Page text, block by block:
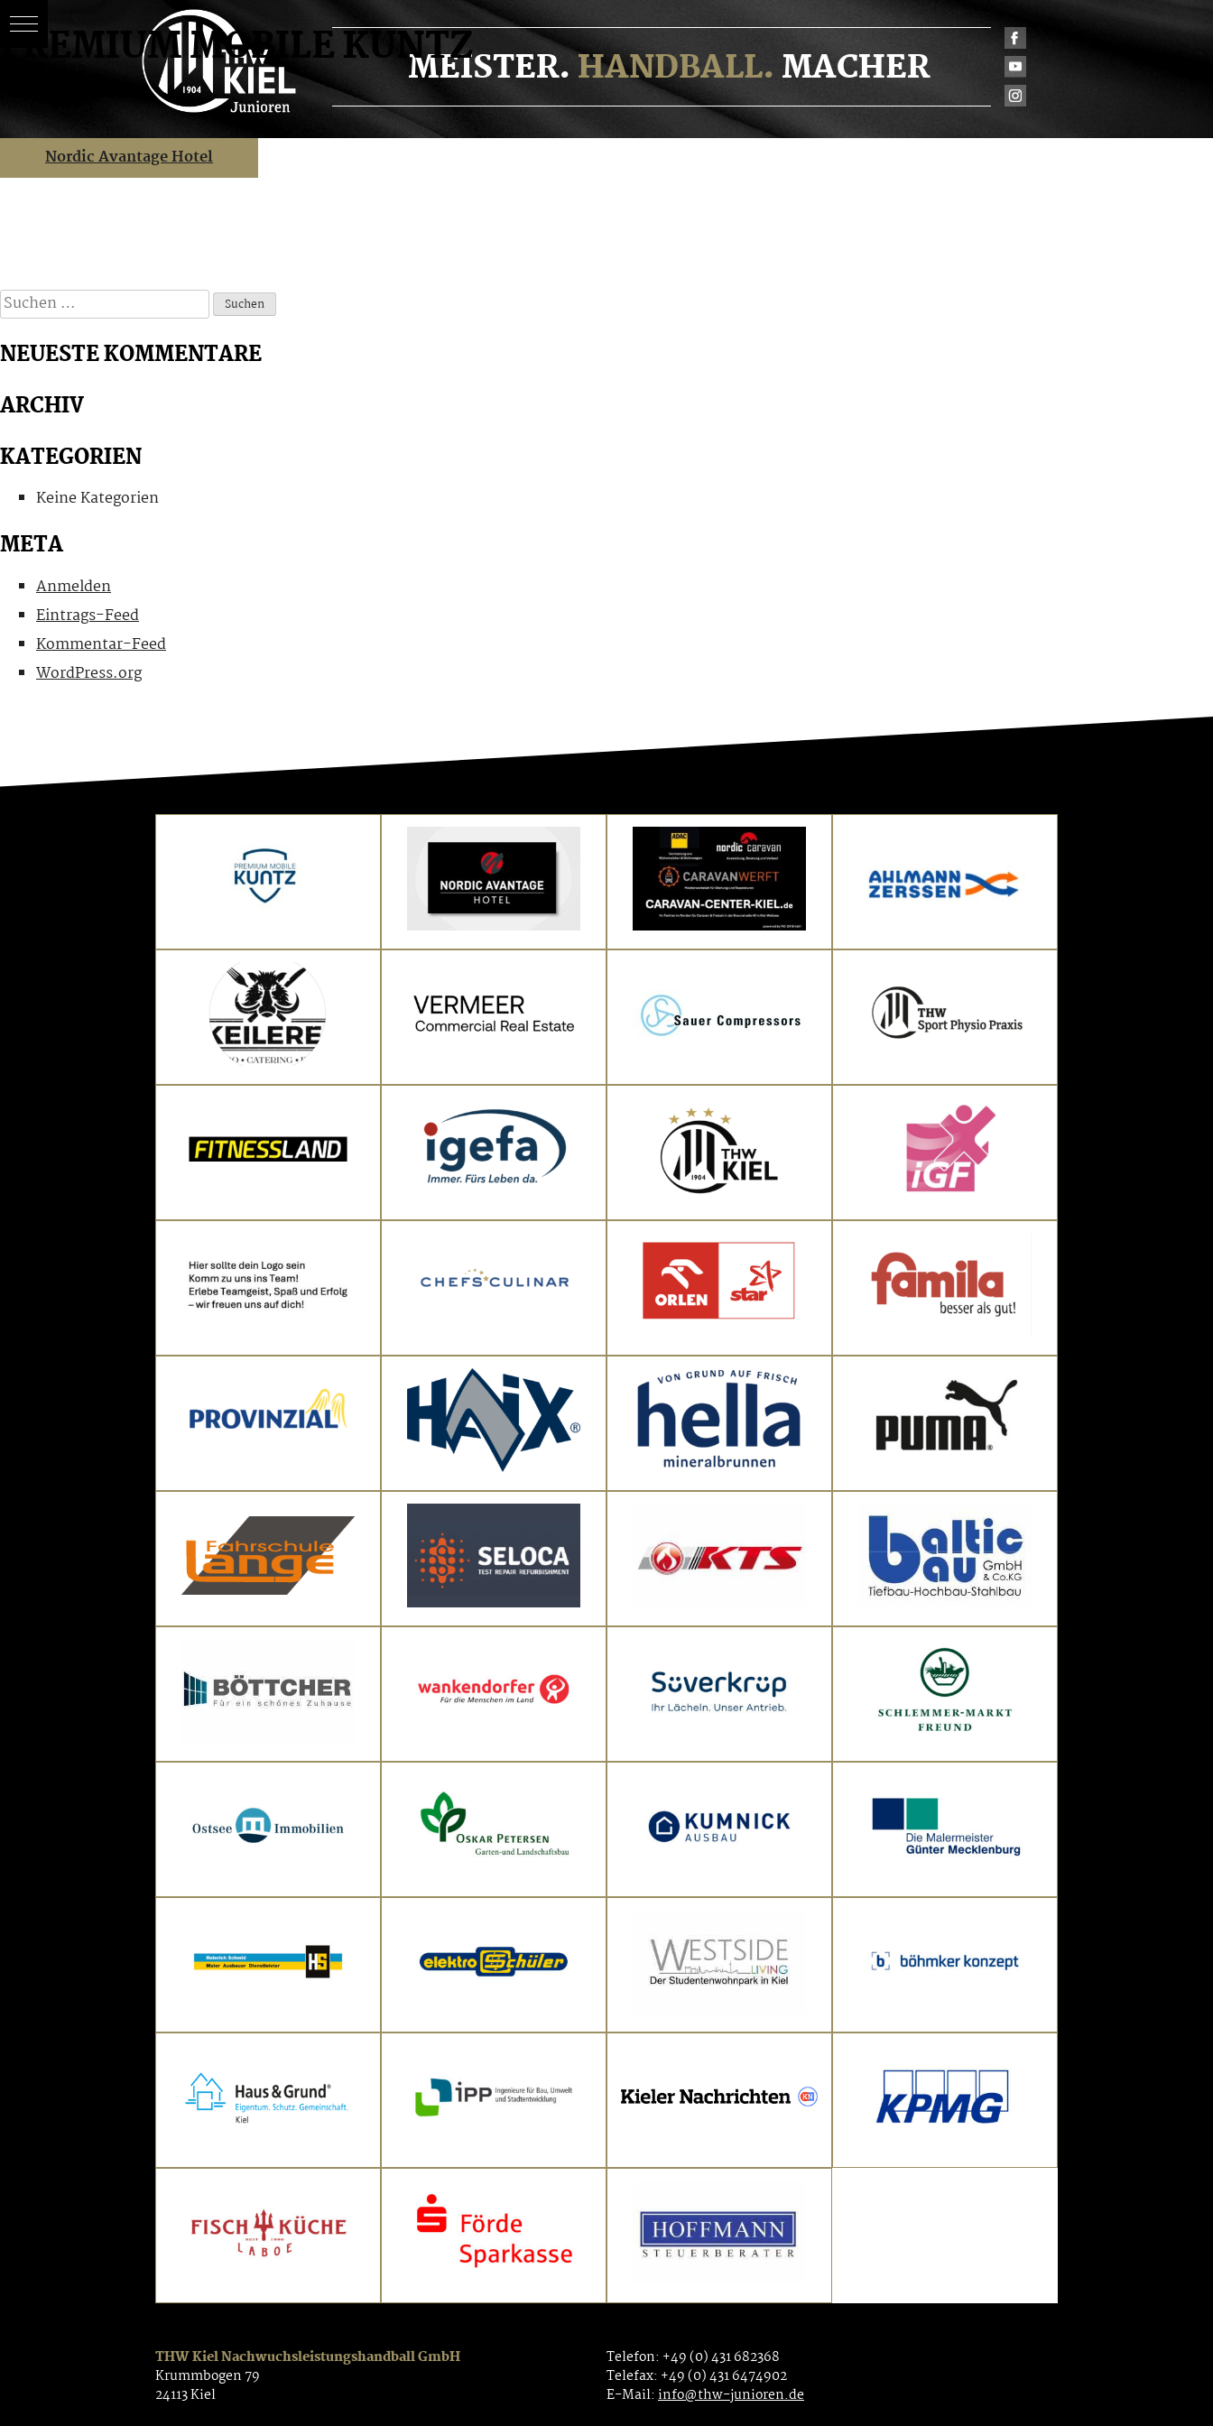
MEISTER.HANDBALL.MACHER
PREMIUM MOBILE KUNTZ
BEITRAGSNAVIGATION
Nordic Avantage Hotel
Suchen
nach:
NEUESTE KOMMENTARE
ARCHIV
KATEGORIEN
Keine Kategorien
META
Anmelden
Eintrags-Feed
Kommentar-Feed
WordPress.org
THW Kiel Nachwuchsleistungshandball GmbH
Krummbogen 79
24113 Kiel
Telefon: +49 (0) 431 682368
Telefax: +49 (0) 431 6474902
E-Mail: info@thw-junioren.de